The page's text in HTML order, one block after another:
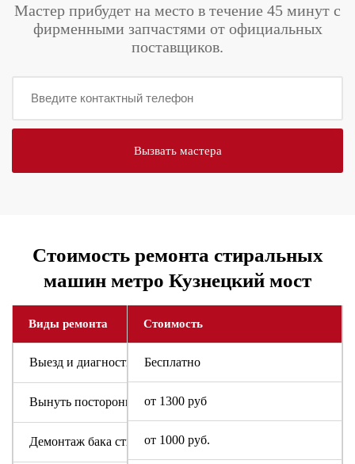
Мастер прибудет на место в течение 45 минут с
фирменными запчастями от официальных
поставщиков.
Стоимость ремонта стиральных
машин метро Кузнецкий мост
Стоимость
Бесплатно
от 1300 руб
от 1000 руб.
Виды ремонта
Выезд и диагностика
Вынуть посторонний предмет
Демонтаж бака стиральной машины